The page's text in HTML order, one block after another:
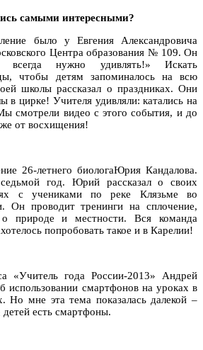
самыми интересными?
было у Евгения Александровича
Центра образования № 109. Он
всегда нужно удивлять!» Искать
чтобы детям запоминалось на всю
школы рассказал о праздниках. Они
в цирке! Учителя удивляли: катались на
смотрели видео с этого события, и до
от восхищения!
26-летнего биологаЮрия Кандалова.
год. Юрий рассказал о своих
с учениками по реке Клязьме во
Он проводит тренинги на сплочение,
о природе и местности. Вся команда
попробовать такое и в Карелии!
«Учитель года России-2013» Андрей
использовании смартфонов на уроках в
Но мне эта тема показалась далекой –
есть смартфоны.